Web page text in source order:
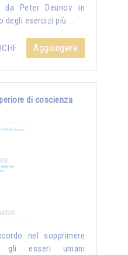
Peter Deunov in
degli esercizi più …
Aggiungere
di coscienza
nel sopprimere
gli esseri umani